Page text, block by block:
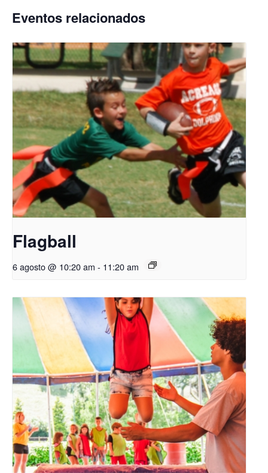
Eventos relacionados
Flagball
6 agosto @ 10:20 am - 11:20 am